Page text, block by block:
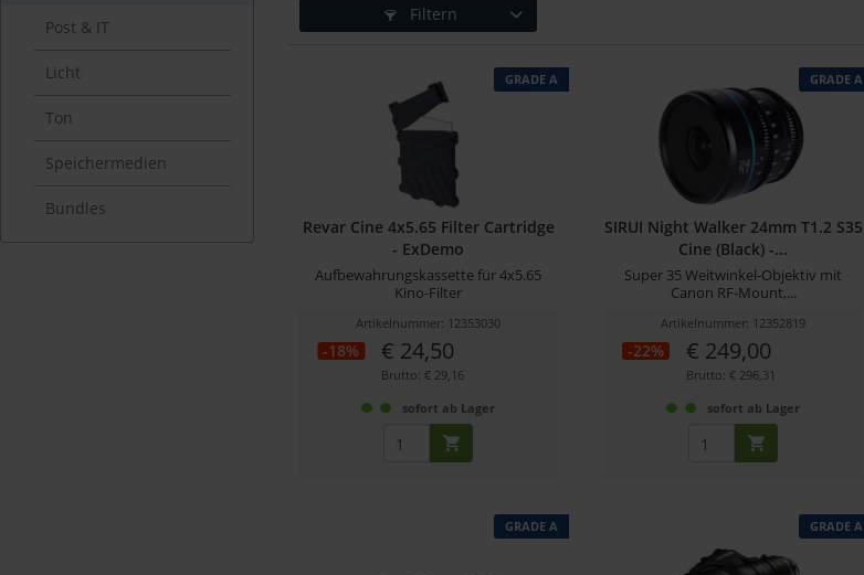
Post & IT
Licht
Ton
Speichermedien
Bundles
Filtern
GRADE A
Revar Cine 4x5.65 Filter Cartridge
- ExDemo
Aufbewahrungskassette für 4x5.65
Kino-Filter
Artikelnummer: 12353030
-18% € 24,50
Brutto: € 29,16
sofort ab Lager
GRADE A
SIRUI Night Walker 24mm T1.2 S35
Cine (Black) -...
Super 35 Weitwinkel-Objektiv mit
Canon RF-Mount,...
Artikelnummer: 12352819
-22% € 249,00
Brutto: € 296,31
sofort ab Lager
GRADE A GRADE A